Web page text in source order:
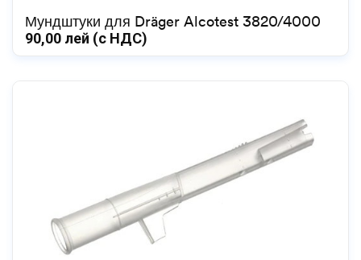
Мундштуки для Dräger Alcotest 3820/4000
90,00 лей (с НДС)